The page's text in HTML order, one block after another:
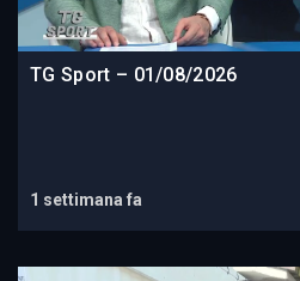
TG Sport – 01/08/2026
1 settimana fa